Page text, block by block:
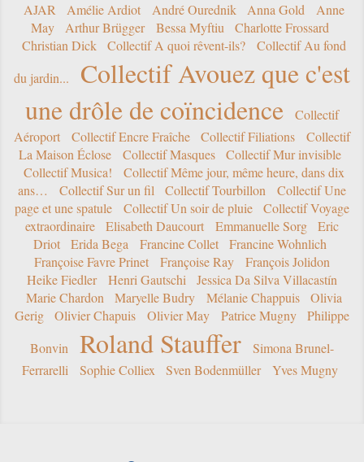
AJAR Amélie Ardiot André Ourednik Anna Gold
Anne
May
Arthur Brügger Bessa Myftiu
Charlotte Frossard
Christian Dick
Collectif A quoi rêvent-ils?
Collectif Au fond
du jardin...
Collectif Avouez que c'est
une drôle de coïncidence
Collectif
Aéroport
Collectif Encre Fraîche Collectif Filiations
Collectif
La Maison Éclose
Collectif Masques
Collectif Mur invisible
Collectif Musica!
Collectif Même jour, même heure, dans dix
ans…
Collectif Sur un fil Collectif Tourbillon
Collectif Une
page et une spatule
Collectif Un soir de pluie
Collectif Voyage
extraordinaire
Elisabeth Daucourt Emmanuelle Sorg
Eric
Driot
Erida Bega Francine Collet
Francine Wohnlich
Françoise Favre Prinet
Françoise Ray
François Jolidon
Heike Fiedler
Henri Gautschi
Jessica Da Silva Villacastín
Marie Chardon
Maryelle Budry Mélanie Chappuis
Olivia
Gerig
Olivier Chapuis Olivier May Patrice Mugny
Philippe
Bonvin
Roland Stauffer
Simona Brunel-
Ferrarelli
Sophie Colliex Sven Bodenmüller Yves Mugny